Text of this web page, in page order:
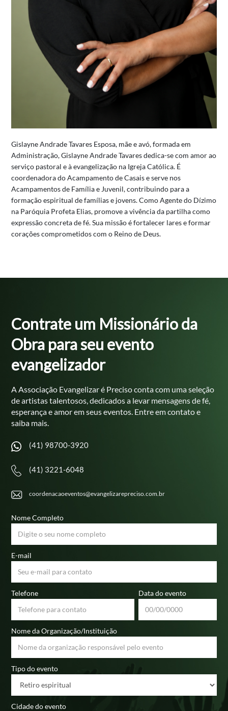
Gislayne Andrade Tavares Esposa, mãe e avó, formada em
Administração, Gislayne Andrade Tavares dedica-se com amor ao
serviço pastoral e à evangelização na Igreja Católica. É
coordenadora do Acampamento de Casais e serve nos
Acampamentos de Família e Juvenil, contribuindo para a
formação espiritual de famílias e jovens.Como Agente do Dízimo
na Paróquia Profeta Elias, promove a vivência da partilha como
expressão concreta de fé. Sua missão é fortalecer lares e formar
corações comprometidos com o Reino de Deus.
Contrate um Missionário da
Obra para seu evento
evangelizador
A Associação Evangelizar é Preciso conta com uma seleção
deartistas talentosos, dedicados a levar mensagens de fé,
esperança eamor em seus eventos. Entre em contato e
saiba mais.
(41) 98700-3920
(41) 3221-6048
coordenacaoeventos@evangelizarepreciso.com.br
Nome Completo
E-mail
Telefone Data do evento
Nome da Organização/Instituição
Tipo do evento
Cidade do evento